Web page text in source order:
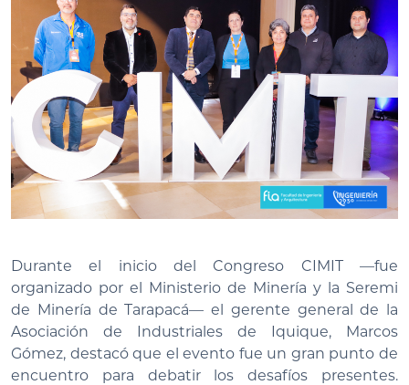
Durante el inicio del Congreso CIMIT —fue
organizado por el Ministerio de Minería y la Seremi
de Minería de Tarapacá— el gerente general de la
Asociación de Industriales de Iquique, Marcos
Gómez, destacó que el evento fue un gran punto de
encuentro para debatir los desafíos presentes.